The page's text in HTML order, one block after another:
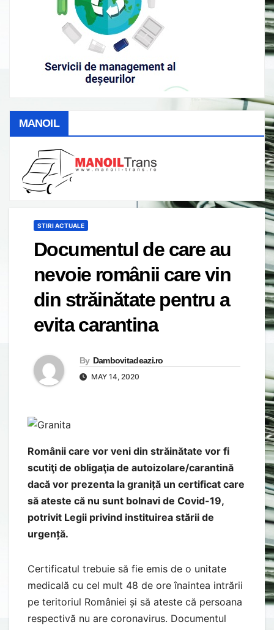
MANOIL
STIRI ACTUALE
Documentul de care au
nevoie românii care vin
din străinătate pentru a
evita carantina
By Dambovitadeazi.ro
MAY 14, 2020
Românii care vor veni din străinătate vor fi
scutiţi de obligaţia de autoizolare/carantină
dacă vor prezenta la graniță un certificat care
să ateste că nu sunt bolnavi de Covid-19,
potrivit Legii privind instituirea stării de
urgență.
Certificatul trebuie să fie emis de o unitate
medicală cu cel mult 48 de ore înaintea intrării
pe teritoriul României și să ateste că persoana
respectivă nu are coronavirus. Documentul